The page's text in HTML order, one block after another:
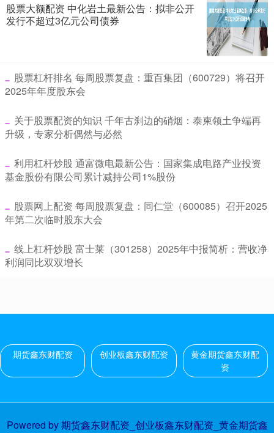
股票大额配资 中化岩土最新公告：拟非公开
发行不超过3亿元公司债券
​股票杠杆排名 每周股票复盘：重百集团（600729）将召开
2025年年度股东会
​关于股票配资的知识 千年古刹边的硝烟：泰柬领土争端再
升级，专家分析偶然与必然
​利用杠杆炒股 通富微电最新公告：国家集成电路产业投资
基金股份有限公司累计减持公司1%股份
​股票网上配资 每周股票复盘：同仁堂（600085）召开2025
年第二次临时股东大会
​线上杠杆炒股 富士莱（301258）2025年中报简析：营收净
利润同比双双增长
期货鑫东财配资 创业板鑫东财配资
黄金期货鑫东财配
资
Powered by期货鑫东财配资_创业板鑫东财配资_黄金期货鑫